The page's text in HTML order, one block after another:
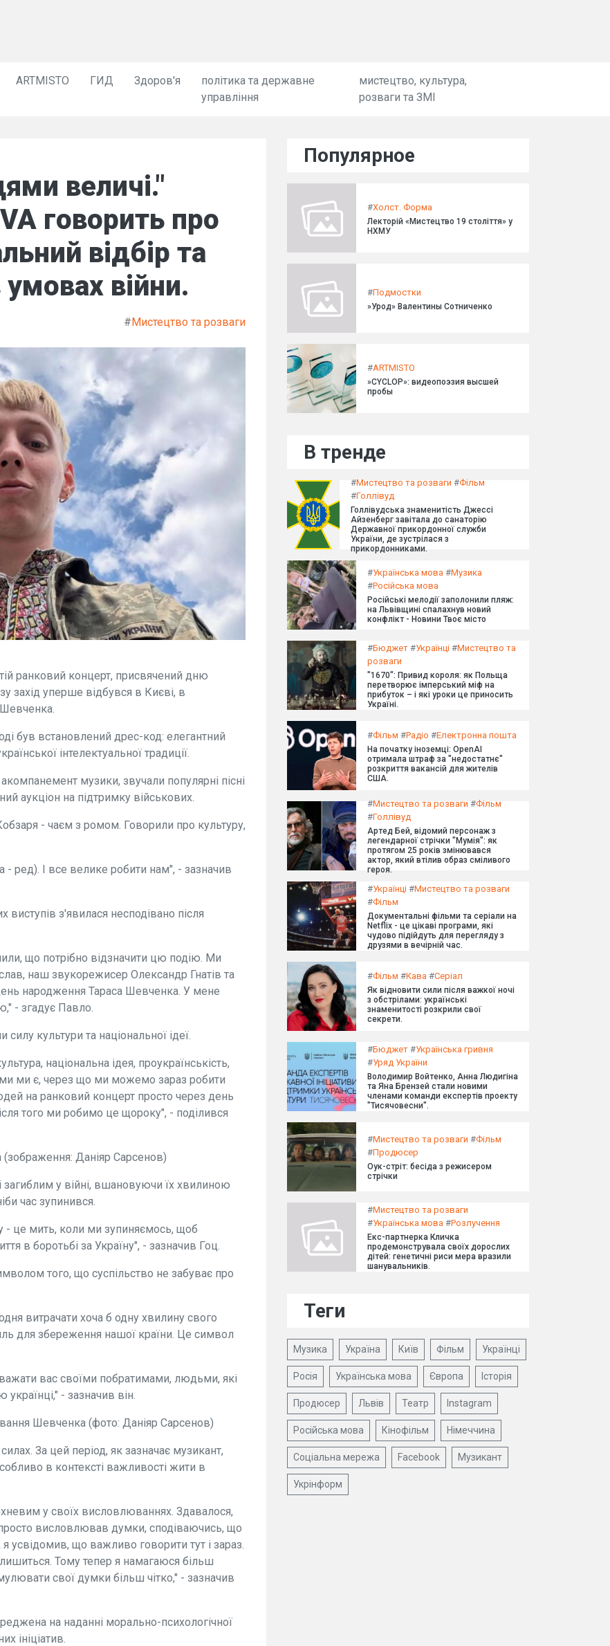
ARTMISTO ГИД Здоров'я
політика та державне
управління
мистецтво, культура,
розваги та ЗМІ
величі."
говорить про
відбір та
війни.
#Мистецтво та розваги
ранковий концерт, присвячений дню
захід уперше відбувся в Києві, в
був встановлений дрес-код: елегантний
інтелектуальної традиції.
музики, звучали популярні пісні
аукціон на підтримку військових.
- чаєм з ромом. Говорили про культуру,
ред). І все велике робити нам", - зазначив
з'явилася несподівано після
що потрібно відзначити цю подію. Ми
наш звукорежисер Олександр Гнатів та
народження Тараса Шевченка. У мене
- згадує Павло.
культури та національної ідеї.
національна ідея, проукраїнськість,
ми є, через що ми можемо зараз робити
на ранковий концерт просто через день
того ми робимо це щороку", - поділився
Даніяр Сарсенов)
загиблим у війні, вшановуючи їх хвилиною
час зупинився.
- це мить, коли ми зупиняємось, щоб
в боротьбі за Україну", - зазначив Гоц.
того, що суспільство не забуває про
витрачати хоча б одну хвилину свого
для збереження нашої країни. Це символ
вас своїми побратимами, людьми, які
- зазначив він.
Шевченка (фото: Даніяр Сарсенов)
За цей період, як зазначає музикант,
в контексті важливості жити в
у своїх висловлюваннях. Здавалося,
висловлював думки, сподіваючись, що
усвідомив, що важливо говорити тут і зараз.
Тому тепер я намагаюся більш
свої думки більш чітко," - зазначив
на наданні морально-психологічної
ініціатив.
Популярное
#Холст. Форма
Лекторій «Мистецтво 19 століття» у
НХМУ
#Подмостки
»Урод» Валентины Сотниченко
#ARTMISTO
»CYCLOP»: видеопоэзия высшей
пробы
В тренде
#Мистецтво та розваги #Фільм
#Голлівуд
Голлівудська знаменитість Джессі
Айзенберг завітала до санаторію
Державної прикордонної служби
України, де зустрілася з
прикордонниками.
#Українська мова #Музика
#Російська мова
Російські мелодії заполонили пляж:
на Львівщині спалахнув новий
конфлікт - Новини Твоє місто
#Бюджет #Українці #Мистецтво та
розваги
"1670": Привид короля: як Польща
перетворює імперський міф на
прибуток – і які уроки це приносить
Україні.
#Фільм #Радіо #Електронна пошта
На початку іноземці: OpenAI
отримала штраф за "недостатнє"
розкриття вакансій для жителів
США.
#Мистецтво та розваги #Фільм
#Голлівуд
Артед Бей, відомий персонаж з
легендарної стрічки "Мумія": як
протягом 25 років змінювався
актор, який втілив образ сміливого
героя.
#Українці #Мистецтво та розваги
#Фільм
Документальні фільми та серіали на
Netflix - це цікаві програми, які
чудово підійдуть для перегляду з
друзями в вечірній час.
#Фільм #Кава #Серіал
Як відновити сили після важкої ночі
з обстрілами: українські
знаменитості розкрили свої
секрети.
#Бюджет #Українська гривня
#Уряд України
Володимир Войтенко, Анна Людигіна
та Яна Брензей стали новими
членами команди експертів проекту
"Тисячовесни".
#Мистецтво та розваги #Фільм
#Продюсер
Оук-стріт: бесіда з режисером
стрічки
#Мистецтво та розваги
#Українська мова #Розлучення
Екс-партнерка Кличка
продемонструвала своїх дорослих
дітей: генетичні риси мера вразили
шанувальників.
Теги
Музика Україна Київ Фільм Українці
Росія Українська мова Європа Історія
Продюсер Львів Театр Instagram
Російська мова Кінофільм Німеччина
Соціальна мережа Facebook Музикант
Укрінформ